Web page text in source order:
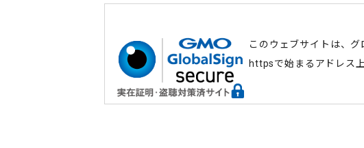
このウェブサイトは、
httpsで始まるアドレス